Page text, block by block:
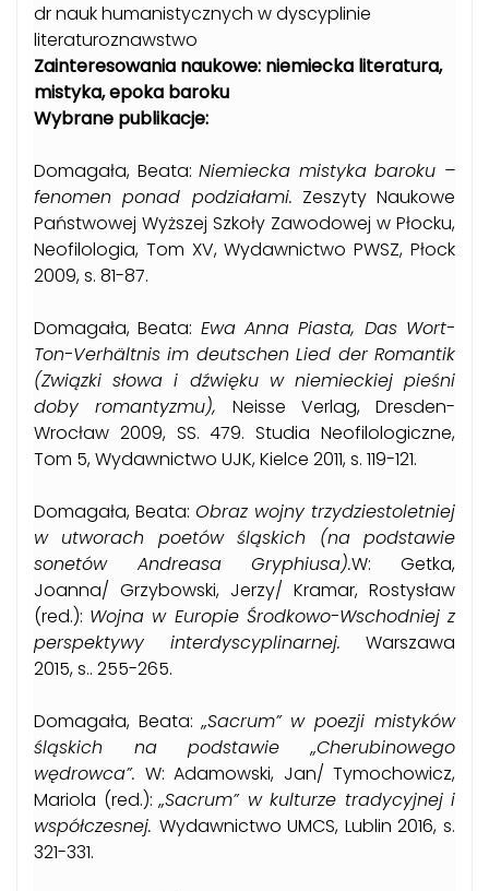
dr nauk humanistycznych w dyscyplinie
literaturoznawstwo
Zainteresowania naukowe: niemiecka literatura,
mistyka, epoka baroku
Wybrane publikacje:
Domagała, Beata:Niemiecka mistyka baroku –
fenomen ponad podziałami. Zeszyty Naukowe
Państwowej Wyższej Szkoły Zawodowej w Płocku,
Neofilologia, Tom XV, Wydawnictwo PWSZ, Płock
2009, s. 81-87.
Domagała, Beata: Ewa Anna Piasta, Das Wort-
Ton-Verhältnis im deutschen Lied der Romantik
(Związki słowa i dźwięku w niemieckiej pieśni
doby romantyzmu), Neisse Verlag, Dresden-
Wrocław 2009, SS. 479. Studia Neofilologiczne,
Tom 5, Wydawnictwo UJK, Kielce 2011, s. 119-121.
Domagała, Beata: Obraz wojny trzydziestoletniej
w utworach poetów śląskich (na podstawie
sonetów Andreasa Gryphiusa).W: Getka,
Joanna/ Grzybowski, Jerzy/ Kramar, Rostysław
(red.): Wojna w Europie Środkowo-Wschodniej z
perspektywy interdyscyplinarnej. Warszawa
2015, s.. 255-265.
Domagała, Beata:„Sacrum” w poezji mistyków
śląskich na podstawie „Cherubinowego
wędrowca”. W: Adamowski, Jan/ Tymochowicz,
Mariola (red.):„Sacrum” w kulturze tradycyjnej i
współczesnej. Wydawnictwo UMCS, Lublin 2016, s.
321-331.